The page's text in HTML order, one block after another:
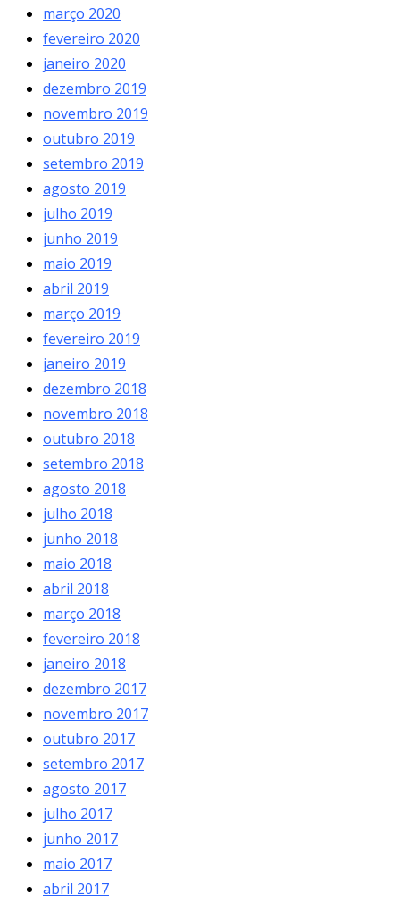
março 2020
fevereiro 2020
janeiro 2020
dezembro 2019
novembro 2019
outubro 2019
setembro 2019
agosto 2019
julho 2019
junho 2019
maio 2019
abril 2019
março 2019
fevereiro 2019
janeiro 2019
dezembro 2018
novembro 2018
outubro 2018
setembro 2018
agosto 2018
julho 2018
junho 2018
maio 2018
abril 2018
março 2018
fevereiro 2018
janeiro 2018
dezembro 2017
novembro 2017
outubro 2017
setembro 2017
agosto 2017
julho 2017
junho 2017
maio 2017
abril 2017